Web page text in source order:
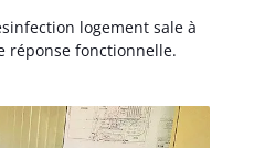
logement sale à
réponse fonctionnelle.